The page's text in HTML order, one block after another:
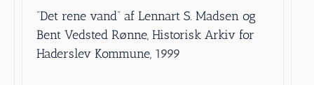
”Det rene vand” af Lennart S. Madsen og
Bent Vedsted Rønne, Historisk Arkiv for
Haderslev Kommune, 1999